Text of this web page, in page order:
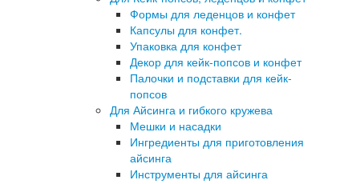
Формы для леденцов и конфет
Капсулы для конфет.
Упаковка для конфет
Декор для кейк-попсов и конфет
Палочки и подставки для кейк-
попсов
Для Айсинга и гибкого кружева
Мешки и насадки
Ингредиенты для приготовления
айсинга
Инструменты для айсинга